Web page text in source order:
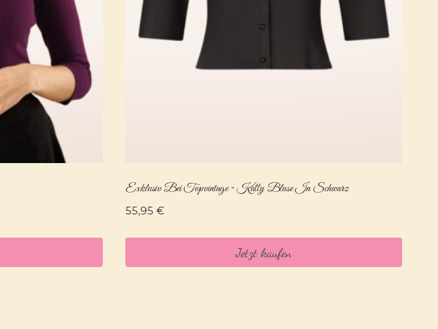
Exklusiv Bei Topvintage ~ Katty Bluse In Schwarz
55,95€
Jetzt kaufen